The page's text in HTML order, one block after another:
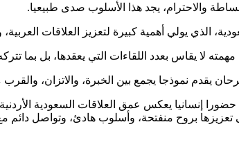
والاحترام، يجد هذا الأسلوب صدى طبيعيا.
الذي يولي أهمية كبيرة لتعزيز العلاقات
لا يقاس بعدد اللقاءات التي يعقدها، بل بما
يقدم نموذجا يجمع بين الخبرة، والاتزان،
إنسانيا يعكس عمق العلاقات السعودية
تعزيزها بروح منفتحة، وأسلوب هادئ، وتواصل